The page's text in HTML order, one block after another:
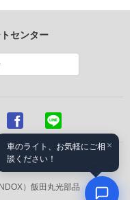
センター
ス
） 飯田丸光部品
×
車のライト、お気軽にご相
談ください！